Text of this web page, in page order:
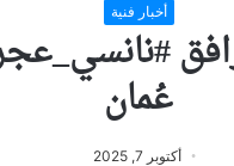
أخبار فنية
عُمان
أكتوبر 7, 2025